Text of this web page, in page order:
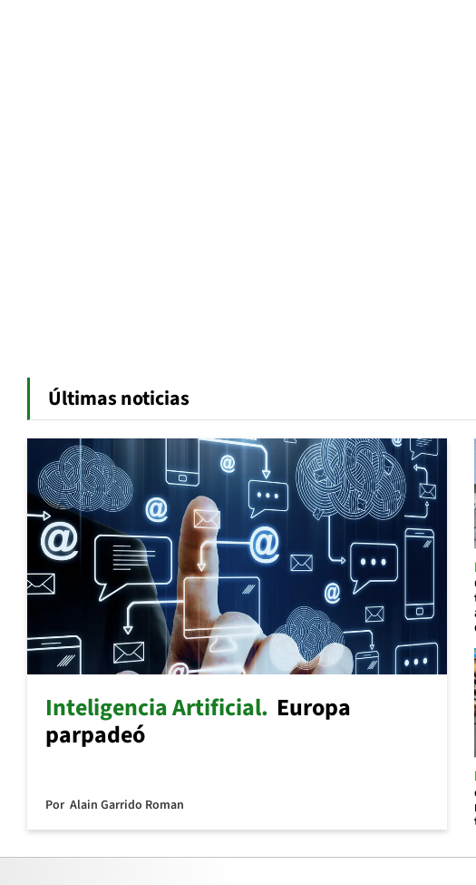
Últimas noticias
Inteligencia Artificial Europa
parpadeó
Por Alain Garrido Roman